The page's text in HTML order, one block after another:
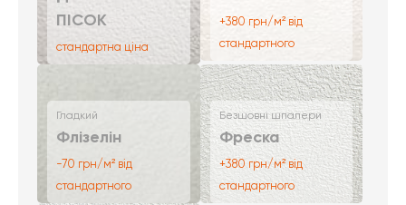
ПІСОК
стандартна ціна
+380 грн/м² від
стандартного
Гладкий
Флізелін
-70 грн/м² від
стандартного
Безшовні шпалери
Фреска
+380 грн/м² від
стандартного